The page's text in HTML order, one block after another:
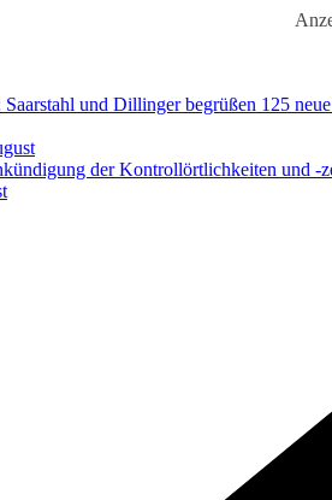
und Dillinger begrüßen 125
der Kontrollörtlichkeiten und -